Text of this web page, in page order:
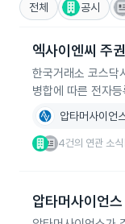
전체 공시
엑사이엔씨 주
한국거래소 코스닥
병합에 따른 전자
압타머사이언
4건의 연관 소식
압타머사이언